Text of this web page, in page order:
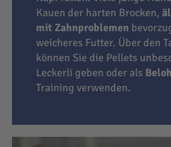
Kauen der harten Brocken,
mit Zahnproblemen
weicheres Futter. Über den
können Sie die Pellets
Leckerli geben oder als
Training verwenden.